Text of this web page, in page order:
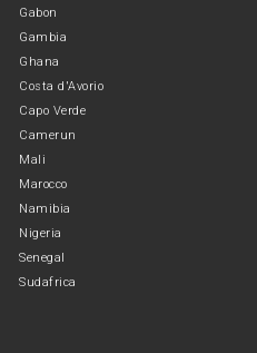
Gabon
Gambia
Ghana
Costa d'Avorio
Capo Verde
Camerun
Mali
Marocco
Namibia
Nigeria
Senegal
Sudafrica